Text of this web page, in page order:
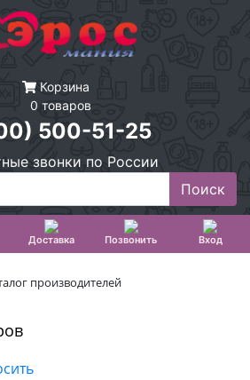
Корзина
0 товаров
500-51-25
звонки по России
Доставка Позвонить Вход
производителей